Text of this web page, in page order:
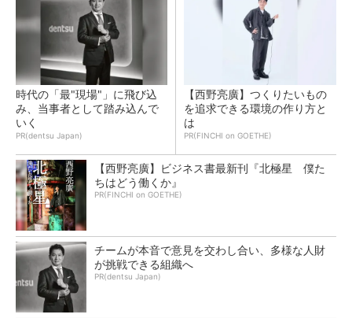
時代の「最"現場"」に飛び込
み、当事者として踏み込んで
いく
PR(dentsu Japan)
【西野亮廣】つくりたいもの
を追求できる環境の作り方と
は
PR(FINCHI on GOETHE)
【西野亮廣】ビジネス書最新刊『北極星 僕た
ちはどう働くか』
PR(FINCHI on GOETHE)
チームが本音で意見を交わし合い、多様な人財
が挑戦できる組織へ
PR(dentsu Japan)